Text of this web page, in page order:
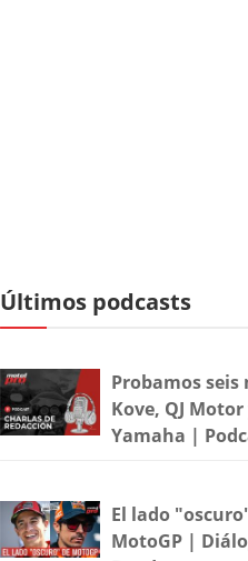
Últimos podcasts
Probamos seis
Kove, QJ Motor
Yamaha |
El lado
MotoGP |